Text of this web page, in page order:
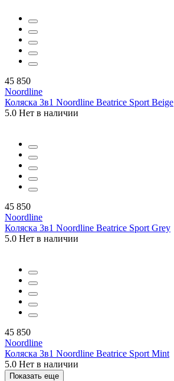
45 850
Noordline
Коляска 3в1 Noordline Beatrice Sport Beige
5.0 Нет в наличии
45 850
Noordline
Коляска 3в1 Noordline Beatrice Sport Grey
5.0 Нет в наличии
45 850
Noordline
Коляска 3в1 Noordline Beatrice Sport Mint
5.0 Нет в наличии
Показать еще